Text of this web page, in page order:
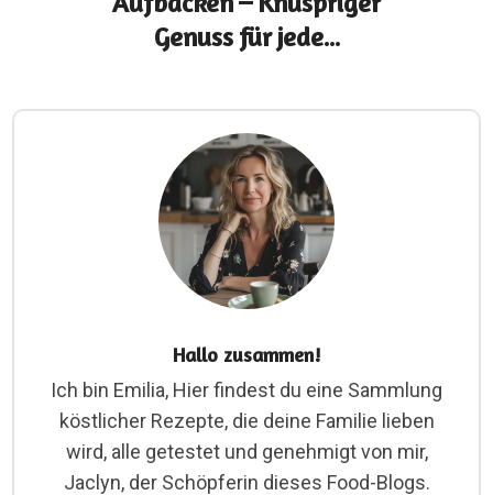
Genuss für jede...
Hallo zusammen!
Ich bin Emilia, Hier findest du eine Sammlung
köstlicher Rezepte, die deine Familie lieben
wird, alle getestet und genehmigt von mir,
Jaclyn, der Schöpferin dieses Food-Blogs.